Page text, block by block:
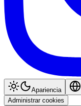
Apariencia
Administrar cookies